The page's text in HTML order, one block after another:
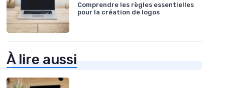
Comprendre les règles essentielles
pour la création de logos
À lire aussi